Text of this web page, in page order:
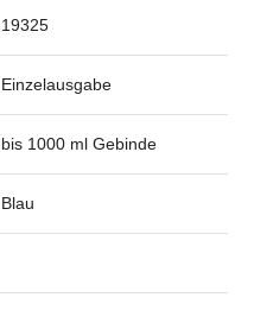
19325
Einzelausgabe
bis 1000 ml Gebinde
Blau